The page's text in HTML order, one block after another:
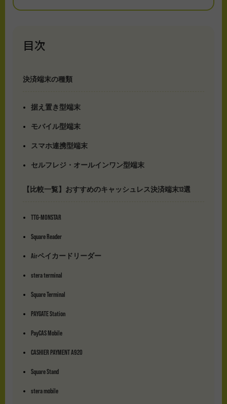
目次
決済端末の種類
据え置き型端末
モバイル型端末
スマホ連携型端末
セルフレジ・オールインワン型端末
【比較一覧】おすすめのキャッシュレス決済端末13選
TTG-MONSTAR
Square Reader
Airペイカードリーダー
stera terminal
Square Terminal
PAYGATE Station
PayCAS Mobile
CASHIER PAYMENT A920
Square Stand
stera mobile